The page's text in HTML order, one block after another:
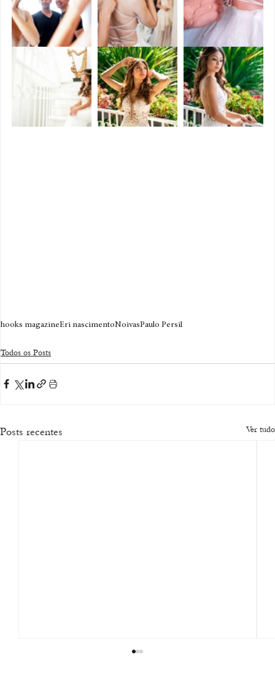
hooks magazineEri nascimentoNoivasPaulo Persil
Todos os Posts
Posts recentes Ver tudo